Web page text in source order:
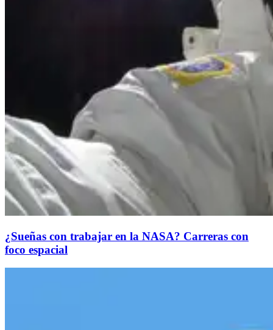
¿Sueñas con trabajar en la NASA? Carreras con
foco espacial